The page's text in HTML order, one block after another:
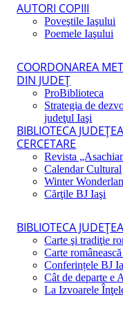
AUTORI COPIII
Poveştile Iaşului
Poemele Iaşului
COORDONAREA
DIN JUDEŢ
ProBiblioteca
Strategia de
judeţul Iaşi
BIBLIOTECA
CERCETARE
Revista
Calendar Cultural
Winter
Cărţile BJ Iaşi
BIBLIOTECA
Carte şi tradiţie
Carte
Conferințele BJ
Cât de departe e
La Izvoarele